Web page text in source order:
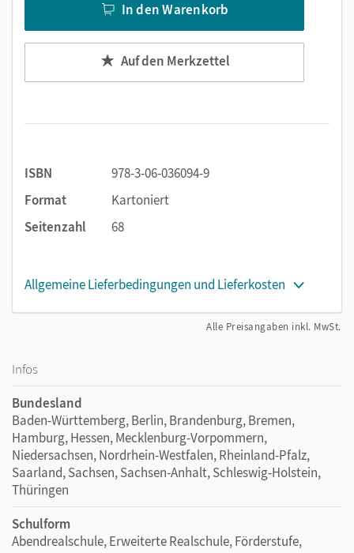
In den Warenkorb
Auf den Merkzettel
ISBN
978-3-06-036094-9
Format
Kartoniert
Seitenzahl
68
Allgemeine Lieferbedingungen und Lieferkosten
Alle Preisangaben inkl. MwSt.
Infos
Bundesland
Baden-Württemberg, Berlin, Brandenburg, Bremen,
Hamburg, Hessen, Mecklenburg-Vorpommern,
Niedersachsen, Nordrhein-Westfalen, Rheinland-Pfalz,
Saarland, Sachsen, Sachsen-Anhalt, Schleswig-Holstein,
Thüringen
Schulform
Abendrealschule, Erweiterte Realschule, Förderstufe,